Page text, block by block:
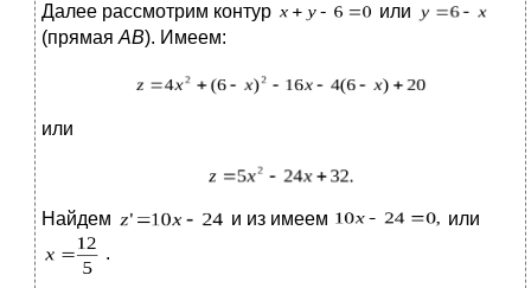
Далее рассмотрим контур
или
(прямаяАВ). Имеем:
или
Найдем и из имеем
или
.